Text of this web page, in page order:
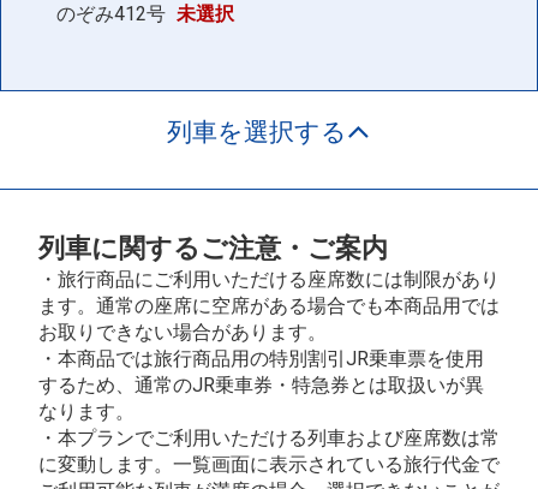
のぞみ412号 未選択
列車を選択する
列車に関するご注意・ご案内
・旅行商品にご利用いただける座席数には制限があり
ます。通常の座席に空席がある場合でも本商品用では
お取りできない場合があります。
・本商品では旅行商品用の特別割引JR乗車票を使用
するため、通常のJR乗車券・特急券とは取扱いが異
なります。
・本プランでご利用いただける列車および座席数は常
に変動します。一覧画面に表示されている旅行代金で